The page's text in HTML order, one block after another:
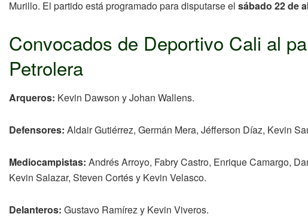
Murillo. El partido está programado para disputarse el sábado 22 de
Convocados de Deportivo Cali al
Petrolera
Arqueros: Kevin Dawson y Johan Wallens.
Defensores: Aldair Gutiérrez, Germán Mera, Jéfferson Díaz, Kevin
Mediocampistas: Andrés Arroyo, Fabry Castro, Enrique Camargo,
Kevin Salazar, Steven Cortés y Kevin Velasco.
Delanteros: Gustavo Ramírez y Kevin Viveros.